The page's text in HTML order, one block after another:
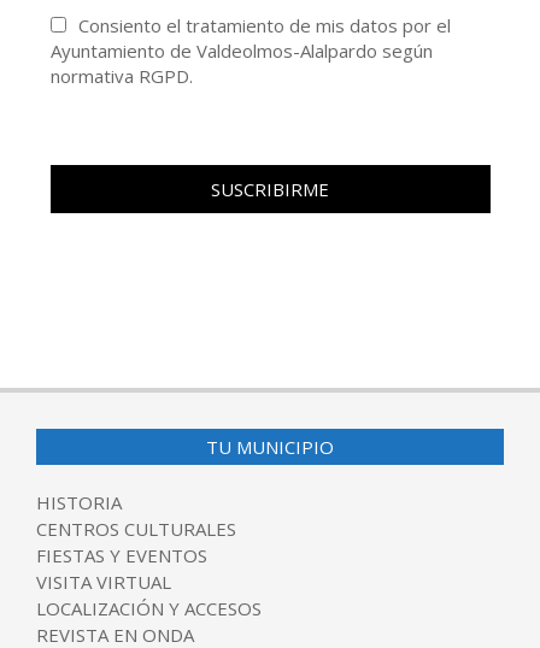
Consiento el tratamiento de mis datos por el
Ayuntamiento de Valdeolmos-Alalpardo según
normativa RGPD.
TU MUNICIPIO
HISTORIA
CENTROS CULTURALES
FIESTAS Y EVENTOS
VISITA VIRTUAL
LOCALIZACIÓN Y ACCESOS
REVISTA EN ONDA